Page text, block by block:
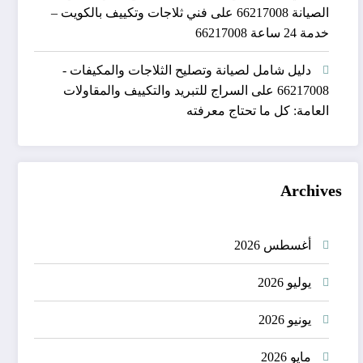
الصيانة 66217008
على فني ثلاجات وتكييف بالكويت –
خدمة 24 ساعة 66217008
دليل شامل لصيانة وتصليح الثلاجات والمكيفات -
66217008 على السراج للتبريد والتكييف والمقاولات
العامة: كل ما تحتاج معرفته
Archives
أغسطس 2026
يوليو 2026
يونيو 2026
مايو 2026